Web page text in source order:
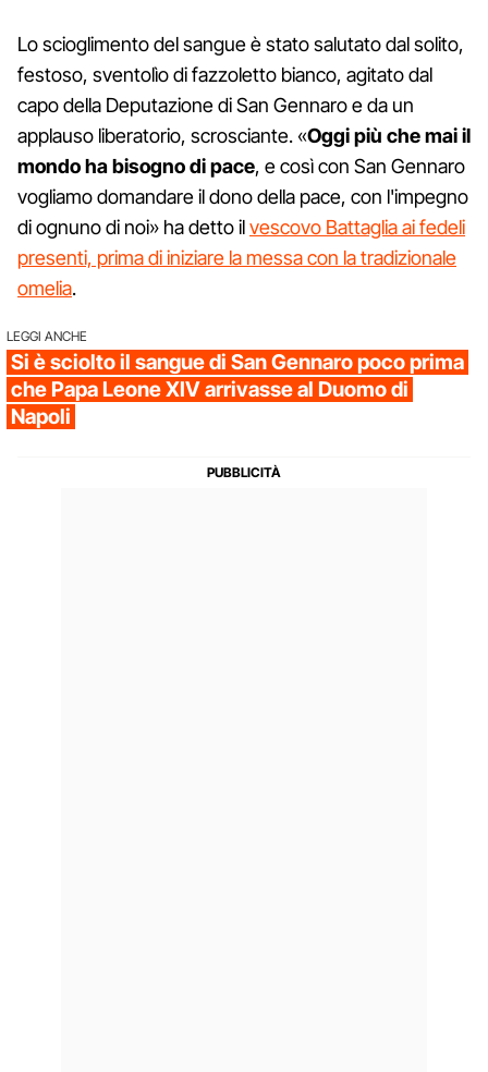
Lo scioglimento del sangue è stato salutato dal solito,
festoso, sventolìo di fazzoletto bianco, agitato dal
capo della Deputazione di San Gennaro e da un
applauso liberatorio, scrosciante. «Oggi più che mai il
mondo ha bisogno di pace, e così con San Gennaro
vogliamo domandare il dono della pace, con l'impegno
di ognuno di noi» ha detto ilvescovo Battaglia ai fedeli
presenti, prima di iniziare la messa con la tradizionale
omelia.
LEGGI ANCHE
Si è sciolto il sangue di San Gennaro poco prima
che Papa Leone XIV arrivasse al Duomo di
Napoli